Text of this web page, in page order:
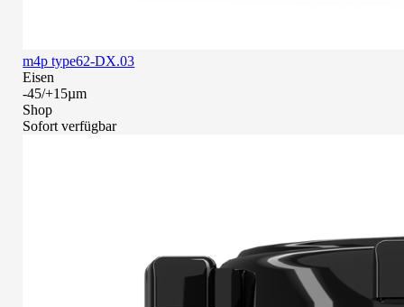
m4p type62-DX.03
Eisen
-45/+15µm
Shop
Sofort verfügbar